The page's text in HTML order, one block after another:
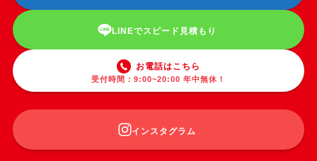
LINEでスピード見積もり
お電話はこちら
受付時間：9:00~20:00 年中無休！
インスタグラム